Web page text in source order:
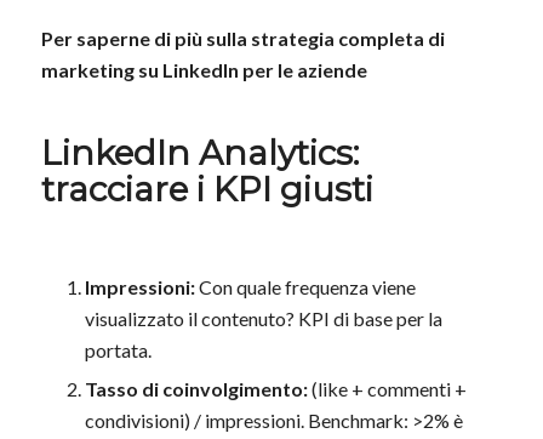
Per saperne di più sulla strategia completa di
marketing su LinkedIn per le aziende
LinkedIn Analytics:
tracciare i KPI giusti
Impressioni:Con quale frequenza viene
visualizzato il contenuto? KPI di base per la
portata.
Tasso di coinvolgimento:(like + commenti +
condivisioni) / impressioni. Benchmark: >2% è